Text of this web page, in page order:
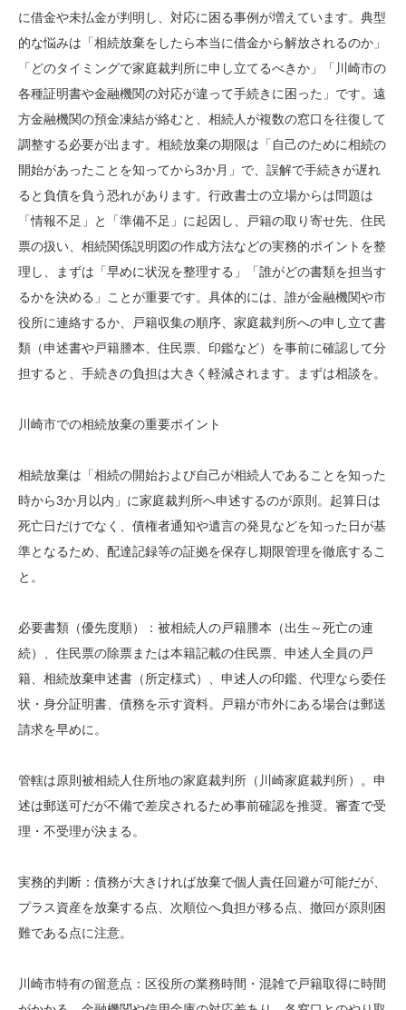
に借金や未払金が判明し、対応に困る事例が増えています。典型
的な悩みは「相続放棄をしたら本当に借金から解放されるのか」
「どのタイミングで家庭裁判所に申し立てるべきか」「川崎市の
各種証明書や金融機関の対応が違って手続きに困った」です。遠
方金融機関の預金凍結が絡むと、相続人が複数の窓口を往復して
調整する必要が出ます。相続放棄の期限は「自己のために相続の
開始があったことを知ってから3か月」で、誤解で手続きが遅れ
ると負債を負う恐れがあります。行政書士の立場からは問題は
「情報不足」と「準備不足」に起因し、戸籍の取り寄せ先、住民
票の扱い、相続関係説明図の作成方法などの実務的ポイントを整
理し、まずは「早めに状況を整理する」「誰がどの書類を担当す
るかを決める」ことが重要です。具体的には、誰が金融機関や市
役所に連絡するか、戸籍収集の順序、家庭裁判所への申し立て書
類（申述書や戸籍謄本、住民票、印鑑など）を事前に確認して分
担すると、手続きの負担は大きく軽減されます。まずは相談を。
川崎市での相続放棄の重要ポイント
相続放棄は「相続の開始および自己が相続人であることを知った
時から3か月以内」に家庭裁判所へ申述するのが原則。起算日は
死亡日だけでなく、債権者通知や遺言の発見などを知った日が基
準となるため、配達記録等の証拠を保存し期限管理を徹底するこ
と。
必要書類（優先度順）：被相続人の戸籍謄本（出生～死亡の連
続）、住民票の除票または本籍記載の住民票、申述人全員の戸
籍、相続放棄申述書（所定様式）、申述人の印鑑、代理なら委任
状・身分証明書、債務を示す資料。戸籍が市外にある場合は郵送
請求を早めに。
管轄は原則被相続人住所地の家庭裁判所（川崎家庭裁判所）。申
述は郵送可だが不備で差戻されるため事前確認を推奨。審査で受
理・不受理が決まる。
実務的判断：債務が大きければ放棄で個人責任回避が可能だが、
プラス資産を放棄する点、次順位へ負担が移る点、撤回が原則困
難である点に注意。
川崎市特有の留意点：区役所の業務時間・混雑で戸籍取得に時間